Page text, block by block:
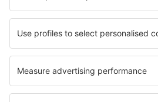
Hoteluri în Franconia Hoteluri în
Hoteluri în Folgosa Hoteluri în